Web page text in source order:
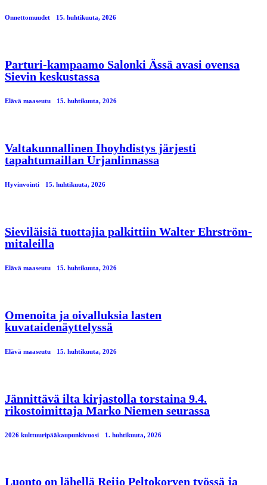
Onnettomuudet 15. huhtikuuta, 2026
Parturi-kampaamo Salonki Ässä avasi ovensa
Sievin keskustassa
Elävä maaseutu 15. huhtikuuta, 2026
Valtakunnallinen Ihoyhdistys järjesti
tapahtumaillan Urjanlinnassa
Hyvinvointi 15. huhtikuuta, 2026
Sieviläisiä tuottajia palkittiin Walter Ehrström-
mitaleilla
Elävä maaseutu 15. huhtikuuta, 2026
Omenoita ja oivalluksia lasten
kuvataidenäyttelyssä
Elävä maaseutu 15. huhtikuuta, 2026
Jännittävä ilta kirjastolla torstaina 9.4.
rikostoimittaja Marko Niemen seurassa
2026 kulttuuripääkaupunkivuosi 1. huhtikuuta, 2026
Luonto on lähellä Reijo Peltokorven työssä ja